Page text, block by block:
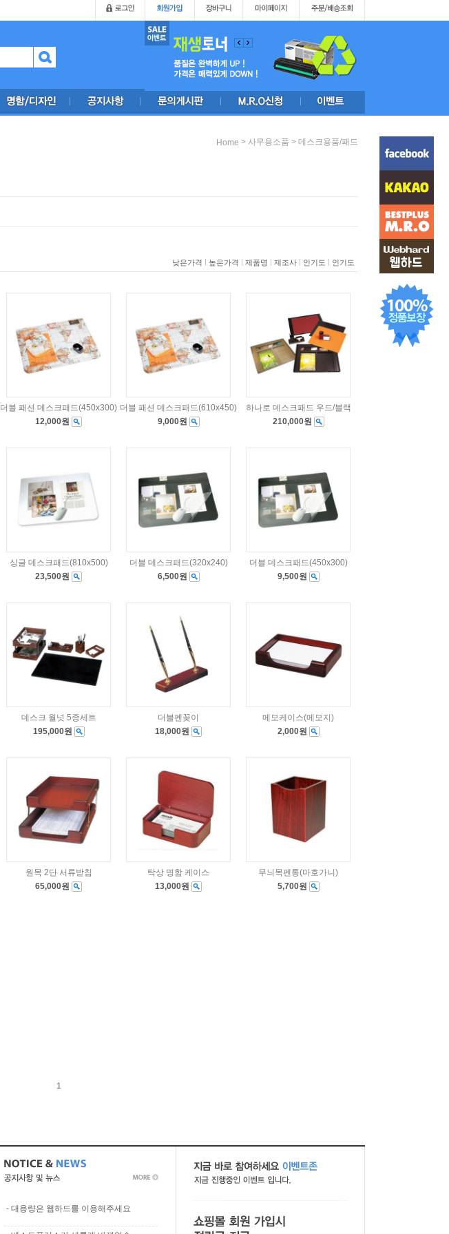
Home > 사무용소품 > 데스크용품/패드
낮은가격 | 높은가격 | 제품명 | 제조사 | 인기도 | 인기도
더블 패션 데스크패드(450x300)
12,000원
더블 패션 데스크패드(610x450)
9,000원
하나로 데스크패드 우드/블랙
210,000원
싱글 데스크패드(810x500)
23,500원
더블 데스크패드(320x240)
6,500원
더블 데스크패드(450x300)
9,500원
데스크 월넛 5종세트
195,000원
더블펜꽂이
18,000원
메모케이스(메모지)
2,000원
원목 2단 서류받침
65,000원
탁상 명함 케이스
13,000원
무늬목펜통(마호가니)
5,700원
1
- 대용량은 웹하드를 이용해주세요